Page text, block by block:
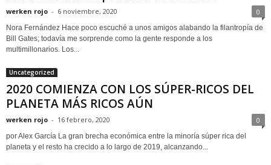
werken rojo - 6 noviembre, 2020 0
Nora Fernández Hace poco escuché a unos amigos alabando la filantropía de
Bill Gates; todavía me sorprende como la gente responde a los
multimillonarios. Los...
Uncategorized
2020 COMIENZA CON LOS SÚPER-RICOS DEL
PLANETA MÁS RICOS AÚN
werken rojo - 16 febrero, 2020 0
por Alex García La gran brecha económica entre la minoría súper rica del
planeta y el resto ha crecido a lo largo de 2019, alcanzando...